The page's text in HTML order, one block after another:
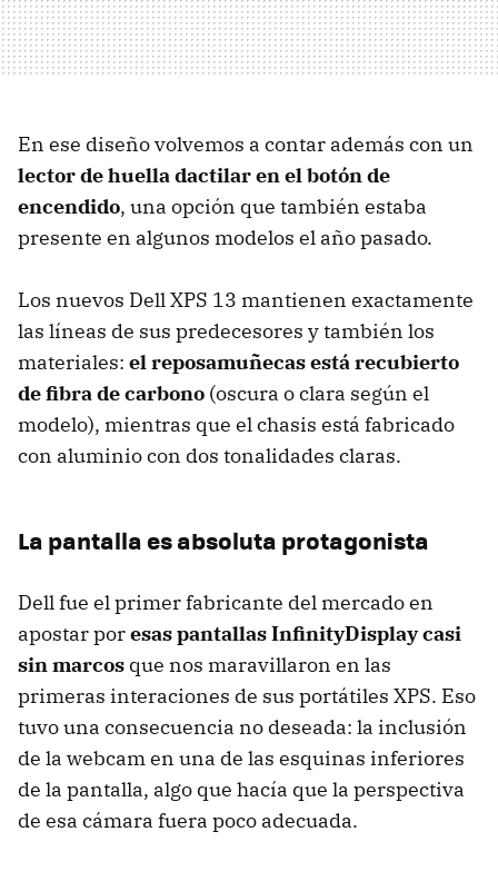
En ese diseño volvemos a contar además con un
lector de huella dactilar en el botón de
encendido, una opción que también estaba
presente en algunos modelos el año pasado.
Los nuevos Dell XPS 13 mantienen exactamente
las líneas de sus predecesores y también los
materiales: el reposamuñecas está recubierto
de fibra de carbono (oscura o clara según el
modelo), mientras que el chasis está fabricado
con aluminio con dos tonalidades claras.
La pantalla es absoluta protagonista
Dell fue el primer fabricante del mercado en
apostar poresas pantallas InfinityDisplay casi
sin marcos que nos maravillaron en las
primeras interaciones de sus portátiles XPS. Eso
tuvo una consecuencia no deseada: la inclusión
de la webcam en una de las esquinas inferiores
de la pantalla, algo que hacía que la perspectiva
de esa cámara fuera poco adecuada.